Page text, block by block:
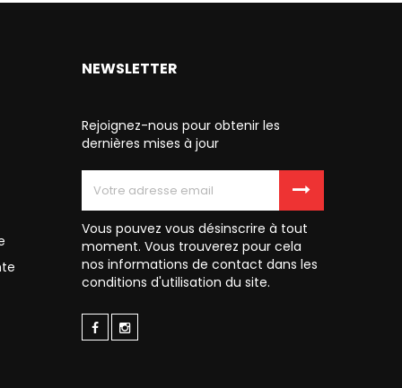
NEWSLETTER
Rejoignez-nous pour obtenir les
dernières mises à jour
Vous pouvez vous désinscrire à tout
moment. Vous trouverez pour cela
nos informations de contact dans les
conditions d'utilisation du site.